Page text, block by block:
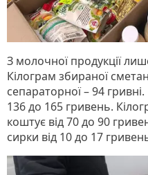
З молочної продукції
Кілограм збираної
сепараторної – 94
136 до 165 гривень.
коштує від 70 до 90
сирки від 10 до 17